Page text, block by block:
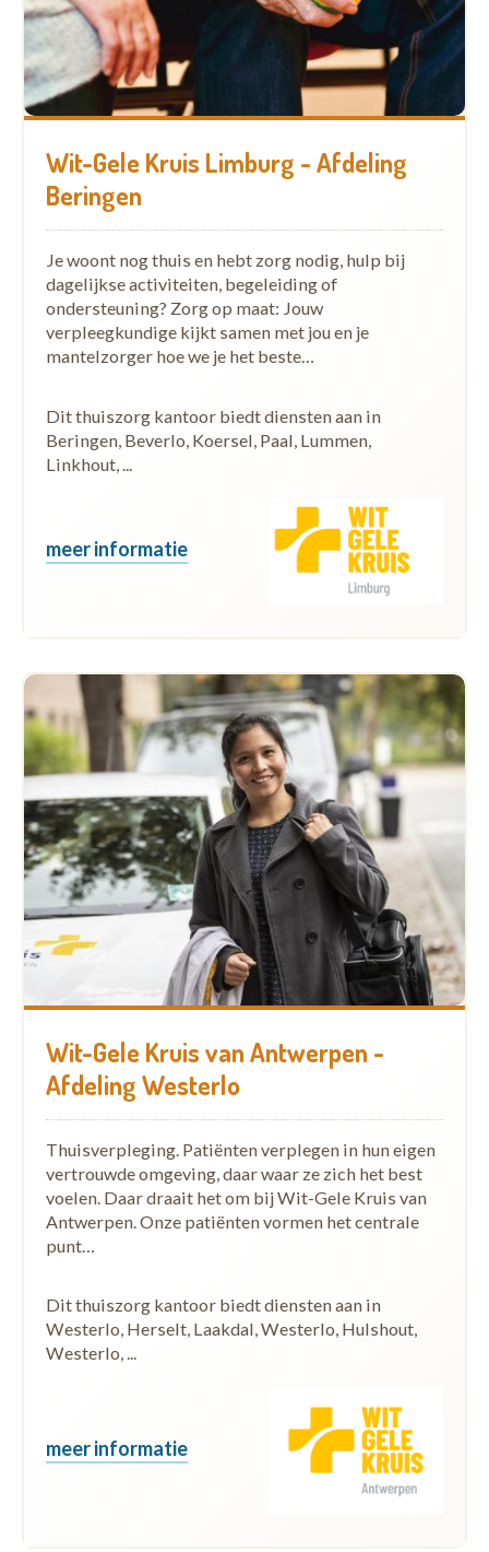
Wit-Gele Kruis Limburg - Afdeling
Beringen
Je woont nog thuis en hebt zorg nodig, hulp bij
dagelijkse activiteiten, begeleiding of
ondersteuning? Zorg op maat: Jouw
verpleegkundige kijkt samen met jou en je
mantelzorger hoe we je het beste…
Dit thuiszorg kantoor biedt diensten aan in
Beringen, Beverlo, Koersel, Paal, Lummen,
Linkhout, ...
meer informatie
Wit-Gele Kruis van Antwerpen -
Afdeling Westerlo
Thuisverpleging. Patiënten verplegen in hun eigen
vertrouwde omgeving, daar waar ze zich het best
voelen. Daar draait het om bij Wit-Gele Kruis van
Antwerpen. Onze patiënten vormen het centrale
punt…
Dit thuiszorg kantoor biedt diensten aan in
Westerlo, Herselt, Laakdal, Westerlo, Hulshout,
Westerlo, ...
meer informatie